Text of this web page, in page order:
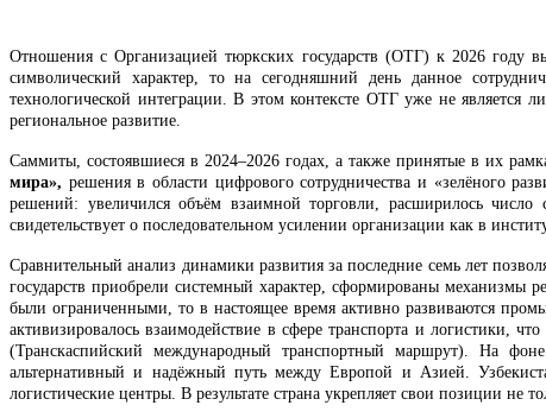
Отношения с Организацией тюркских государств (ОТГ) к 2026 году
символический характер, то на сегодняшний день данное
технологической интеграции. В этом контексте ОТГ уже не
региональное развитие.
Саммиты, состоявшиеся в 2024–2026 годах, а также принятые в их
мира», решения в области цифрового сотрудничества и «зелёного
решений: увеличился объём взаимной торговли, расширилось число
свидетельствует о последовательном усилении организации как в
Сравнительный анализ динамики развития за последние семь лет
государств приобрели системный характер, сформированы механизмы
были ограниченными, то в настоящее время активно развиваются
активизировалось взаимодействие в сфере транспорта и логистики,
(Транскаспийский международный транспортный маршрут). На
альтернативный и надёжный путь между Европой и Азией.
логистические центры. В результате страна укрепляет свои позиции не